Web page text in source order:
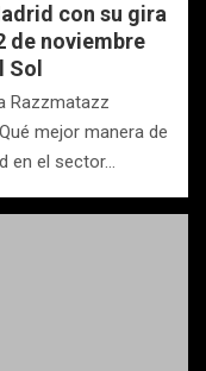
con su gira
de noviembre
Sol
Razzmatazz
mejor manera de
en el sector…